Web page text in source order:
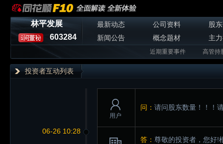
林平发展
603284
最新动态 公司资料
股
新闻公告
概念题材 主
近期重要事件 高管持
投资者互动列表
06-26 10:28
用户
问： 请问股东数量！！！
答： 尊敬的投资者，您好!